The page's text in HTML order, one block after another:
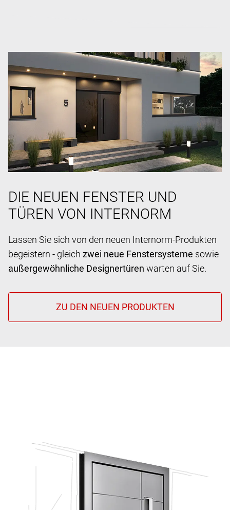
DIE NEUEN FENSTER UND
TÜREN VON INTERNORM
Lassen Sie sich von den neuen Internorm-Produkten
begeistern - gleich zwei neue Fenstersysteme sowie
außergewöhnliche Designertüren warten auf Sie.